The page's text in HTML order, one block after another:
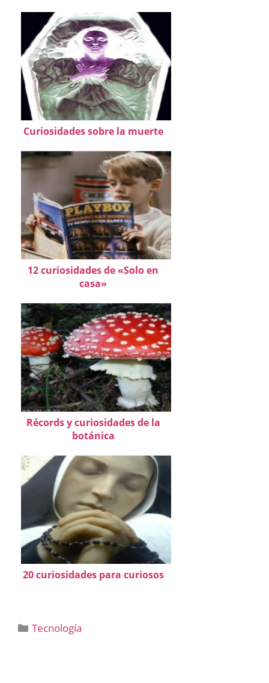
Curiosidades sobre la muerte
12 curiosidades de «Solo en
casa»
Récords y curiosidades de la
botánica
20 curiosidades para curiosos
Categorías
Tecnología